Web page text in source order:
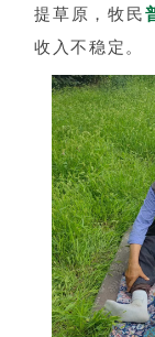
提草原，牧民
收入不稳定。